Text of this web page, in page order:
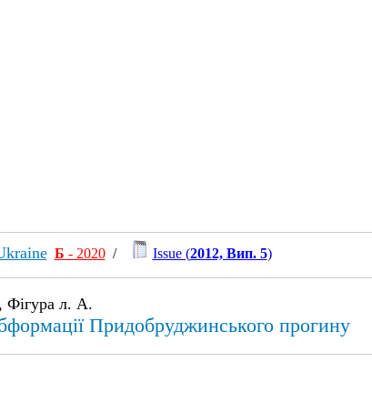
Б - 2020/ Issue (2012, Вип. 5)
л. А.
Придобруджинського прогину